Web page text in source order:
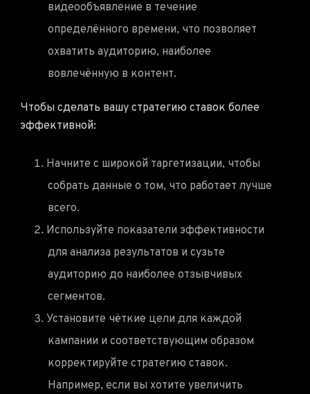
видеообъявление в течение
определённого времени, что позволяет
охватить аудиторию, наиболее
вовлечённую в контент.
Чтобы сделать вашу стратегию ставок более
эффективной:
Начните с широкой таргетизации, чтобы
собрать данные о том, что работает лучше
всего.
Используйте показатели эффективности
для анализа результатов и сузьте
аудиторию до наиболее отзывчивых
сегментов.
Установите чёткие цели для каждой
кампании и соответствующим образом
корректируйте стратегию ставок.
Например, если вы хотите увеличить